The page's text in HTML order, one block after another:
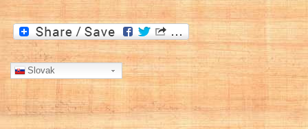
Slovak